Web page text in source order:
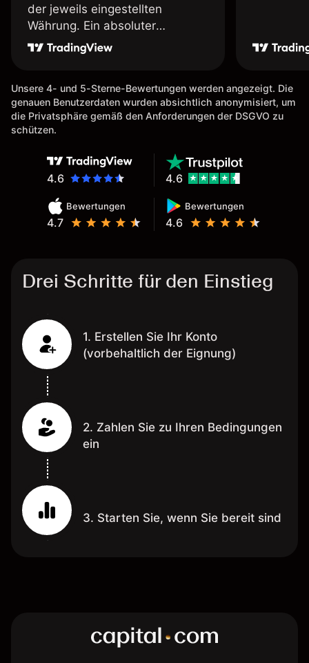
der jeweils eingestellten
Währung. Ein absoluter
Pluspunkt an dieser Stelle.
Unsere 4- und 5-Sterne-Bewertungen werden angezeigt. Die
genauen Benutzerdaten wurden absichtlich anonymisiert, um
die Privatsphäre gemäß den Anforderungen der DSGVO zu
schützen.
4.6
Bewertungen
4.7
Bewertungen
4.6
4.6
Drei Schritte für den Einstieg
1. Erstellen Sie Ihr Konto
(vorbehaltlich der Eignung)
2. Zahlen Sie zu Ihren Bedingungen
ein
3. Starten Sie, wenn Sie bereit sind